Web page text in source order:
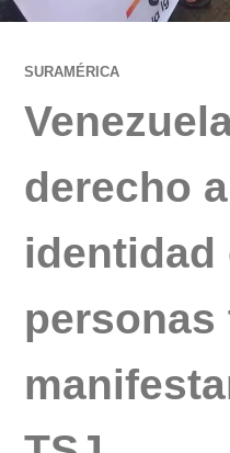
SURAMÉRICA
derecho
identidad
personas